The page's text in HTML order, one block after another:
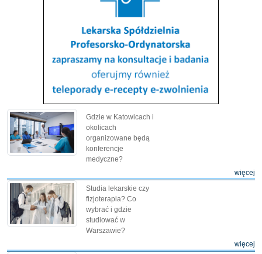
Gdzie w Katowicach i
okolicach
organizowane będą
konferencje
medyczne?
więcej
Studia lekarskie czy
fizjoterapia? Co
wybrać i gdzie
studiować w
Warszawie?
więcej